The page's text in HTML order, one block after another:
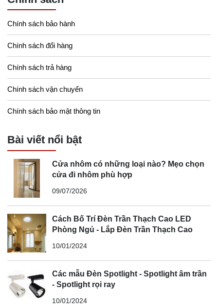
Chính sách bảo hành
Chính sách đổi hàng
Chính sách trả hàng
Chính sách vận chuyển
Chính sách bảo mật thông tin
Bài viết nổi bật
Cửa nhôm có những loại nào? Mẹo chọn
cửa đi nhôm phù hợp
09/07/2026
Cách Bố Trí Đèn Trần Thạch Cao LED
Phòng Ngủ - Lắp Đèn Trần Thạch Cao
10/01/2024
Các mẫu Đèn Spotlight - Spotlight âm trần
- Spotlight rọi ray
10/01/2024